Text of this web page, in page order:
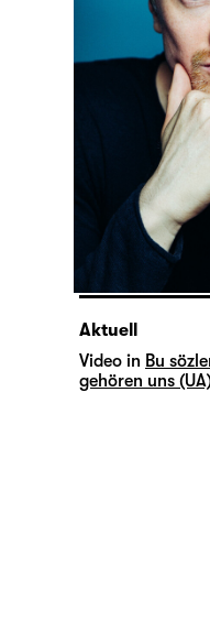
Aktuell
Video in Bu
gehören uns